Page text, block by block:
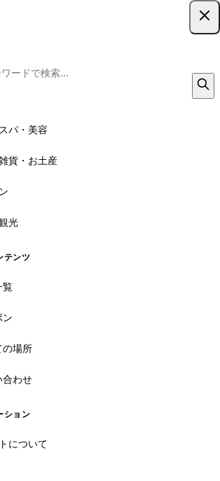
パ・美容
貨・お土産
光
テンツ
覧
ン
の場所
合わせ
ション
について